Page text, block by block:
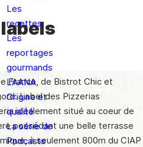
barre
barre
Les
recettes
Les
reportages
gourmands
L’AANA
Origine et
qualité
La série de
Podcasts
France, de Bistrot Chic et
Label des Pizzerias
idéalement situé au coeur de
possédant une belle terrasse
à seulement 800m du CIAP